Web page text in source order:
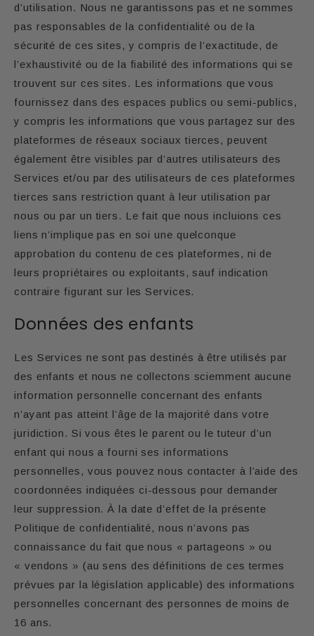
d’utilisation. Nous ne garantissons pas et ne sommes
pas responsables de la confidentialité ou de la
sécurité de ces sites, y compris de l’exactitude, de
l’exhaustivité ou de la fiabilité des informations qui se
trouvent sur ces sites. Les informations que vous
fournissez dans des espaces publics ou semi-publics,
y compris les informations que vous partagez sur des
plateformes de réseaux sociaux tierces, peuvent
également être visibles par d’autres utilisateurs des
Services et/ou par des utilisateurs de ces plateformes
tierces sans restriction quant à leur utilisation par
nous ou par un tiers. Le fait que nous incluions ces
liens n’implique pas en soi une quelconque
approbation du contenu de ces plateformes, ni de
leurs propriétaires ou exploitants, sauf indication
contraire figurant sur les Services.
Données des enfants
Les Services ne sont pas destinés à être utilisés par
des enfants et nous ne collectons sciemment aucune
information personnelle concernant des enfants
n’ayant pas atteint l’âge de la majorité dans votre
juridiction. Si vous êtes le parent ou le tuteur d’un
enfant qui nous a fourni ses informations
personnelles, vous pouvez nous contacter à l’aide des
coordonnées indiquées ci-dessous pour demander
leur suppression. À la date d’effet de la présente
Politique de confidentialité, nous n’avons pas
connaissance du fait que nous « partageons » ou
« vendons » (au sens des définitions de ces termes
prévues par la législation applicable) des informations
personnelles concernant des personnes de moins de
16 ans.